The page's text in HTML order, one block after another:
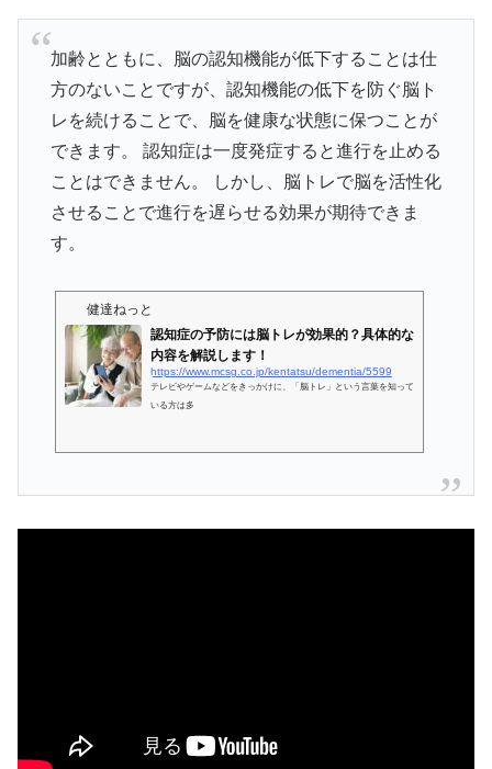
加齢とともに、脳の認知機能が低下することは仕
方のないことですが、認知機能の低下を防ぐ脳ト
レを続けることで、脳を健康な状態に保つことが
できます。 認知症は一度発症すると進行を止める
ことはできません。 しかし、脳トレで脳を活性化
させることで進行を遅らせる効果が期待できま
す。
健達ねっと
認知症の予防には脳トレが効果的？具体的な
内容を解説します！
https://www.mcsg.co.jp/kentatsu/dementia/5599
テレビやゲームなどをきっかけに、「脳トレ」という言葉を知って
いる方は多